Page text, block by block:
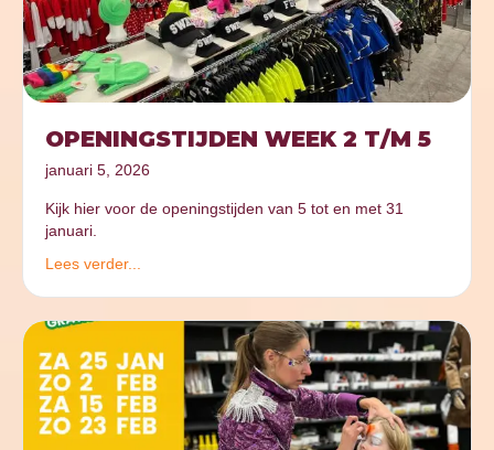
OPENINGSTIJDEN WEEK 2 T/M 5
januari 5, 2026
Kijk hier voor de openingstijden van 5 tot en met 31
januari.
Lees verder...